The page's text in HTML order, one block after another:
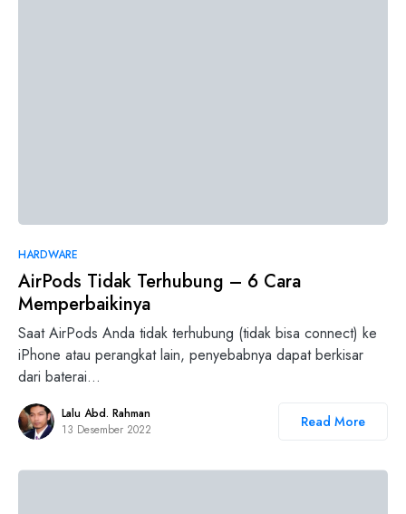
HARDWARE
AirPods Tidak Terhubung – 6 Cara
Memperbaikinya
Saat AirPods Anda tidak terhubung (tidak bisa connect) ke
iPhone atau perangkat lain, penyebabnya dapat berkisar
dari baterai…
Lalu Abd. Rahman
13 Desember 2022
Read More